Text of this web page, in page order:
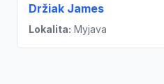
Držiak James
Lokalita: Myjava